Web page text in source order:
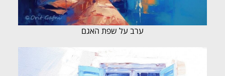
ערב על שפת האגם